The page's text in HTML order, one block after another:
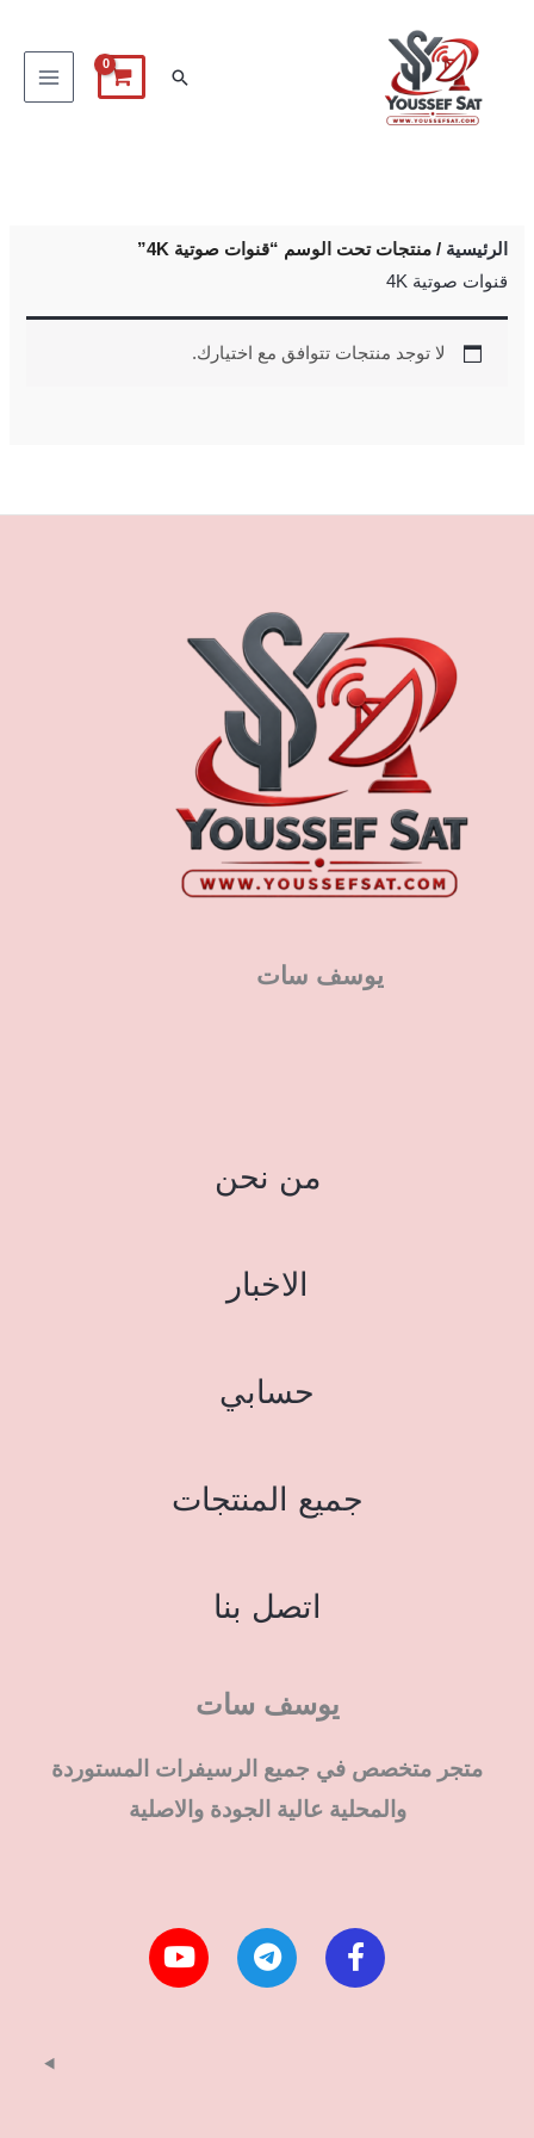
البحث
الرئيسية / منتجات تحت الوسم “قنوات صوتية 4K”
قنوات صوتية 4K
لا توجد منتجات تتوافق مع اختيارك.
يوسف سات
من نحن
الاخبار
حسابي
جميع المنتجات
اتصل بنا
يوسف سات
متجر متخصص في جميع الرسيفرات المستوردة
والمحلية عالية الجودة والاصلية